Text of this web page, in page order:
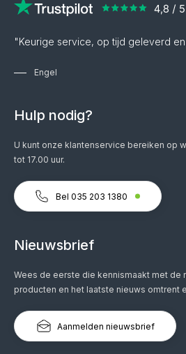
"Keurige service, op tijd geleverd
Engel
Hulp nodig?
U kunt onze klantenservice bereiken op
tot 17.00 uur.
Bel 035 203 1380
Nieuwsbrief
Wees de eerste die kennismaakt met de
producten en het laatste nieuws omtrent
Aanmelden nieuwsbrief